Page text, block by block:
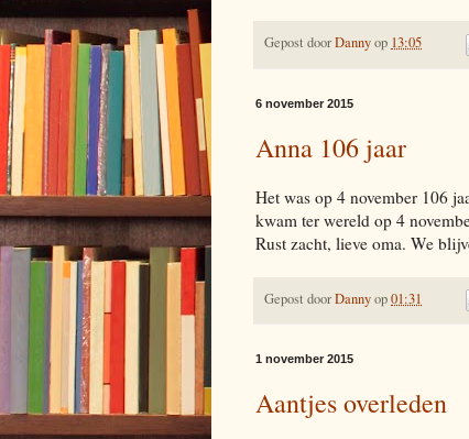
Gepost doorDannyop 13:05
6 november 2015
Anna 106 jaar
Het was op 4 november 106
kwam ter wereld op 4
Rust zacht, lieve oma. We
Gepost doorDannyop01:31
1 november 2015
Aantjes overleden